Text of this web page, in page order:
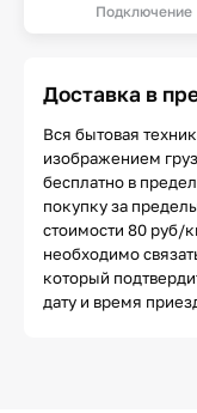
Подключение
Доставка в
Вся бытовая
изображением
бесплатно в
покупку за
стоимости 80 руб/
необходимо
который
дату и время